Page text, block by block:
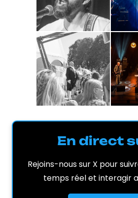
En direct
Rejoins-nous sur X pour
temps réel et interagir